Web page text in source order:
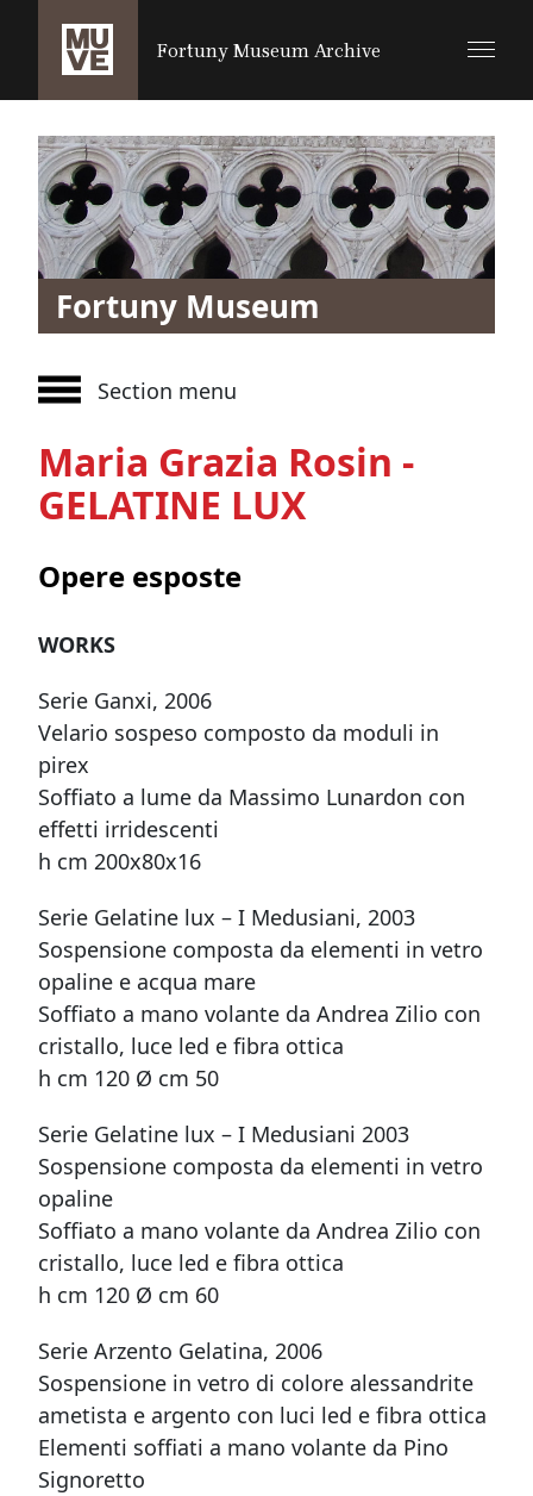
SALTA AL CONTENUTO PRINCIPALE
Fortuny Museum Archive
Fortuny Museum
Section menu
Maria Grazia Rosin -
GELATINE LUX
Opere esposte
WORKS
Serie Ganxi, 2006
Velario sospeso composto da moduli in
pirex
Soffiato a lume da Massimo Lunardon con
effetti irridescenti
h cm 200x80x16
Serie Gelatine lux – I Medusiani, 2003
Sospensione composta da elementi in vetro
opaline e acqua mare
Soffiato a mano volante da Andrea Zilio con
cristallo, luce led e fibra ottica
h cm 120 Ø cm 50
Serie Gelatine lux – I Medusiani 2003
Sospensione composta da elementi in vetro
opaline
Soffiato a mano volante da Andrea Zilio con
cristallo, luce led e fibra ottica
h cm 120 Ø cm 60
Serie Arzento Gelatina, 2006
Sospensione in vetro di colore alessandrite
ametista e argento con luci led e fibra ottica
Elementi soffiati a mano volante da Pino
Signoretto